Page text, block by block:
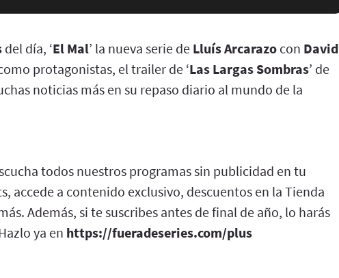
del día, ‘El Mal’ la nueva serie de Lluís Arcarazo con David
protagonistas, el trailer de ‘Las Largas Sombras’ de
noticias más en su repaso diario al mundo de la
todos nuestros programas sin publicidad en tu
accede a contenido exclusivo, descuentos en la Tienda
Además, si te suscribes antes de final de año, lo harás
ya en https://fueradeseries.com/plus